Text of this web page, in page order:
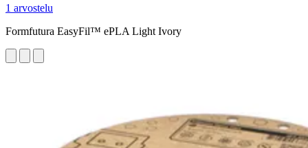
1 arvostelu
Formfutura EasyFil™ ePLA Light Ivory